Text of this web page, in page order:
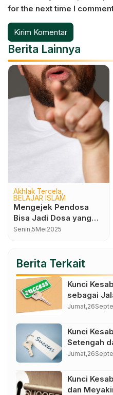
for the next time I
Berita Lainnya
Akhlak Tercela
BELAJAR ISLAM
Mengejek Pendosa
Bisa Jadi Dosa yang
Lebih Berat
Senin,5Mei2025
Berita Terkait
Kunci
sebagai
Jumat,26
Kunci
Setengah
dalam
Jumat,26
Kunci
dan